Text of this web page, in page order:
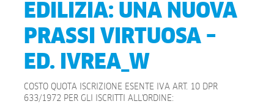
EDILIZIA: UNA NUOVA
PRASSI VIRTUOSA –
ED. IVREA_W
COSTO QUOTA ISCRIZIONE ESENTE IVA ART. 10 DPR
633/1972 PER GLI ISCRITTI ALL'ORDINE: